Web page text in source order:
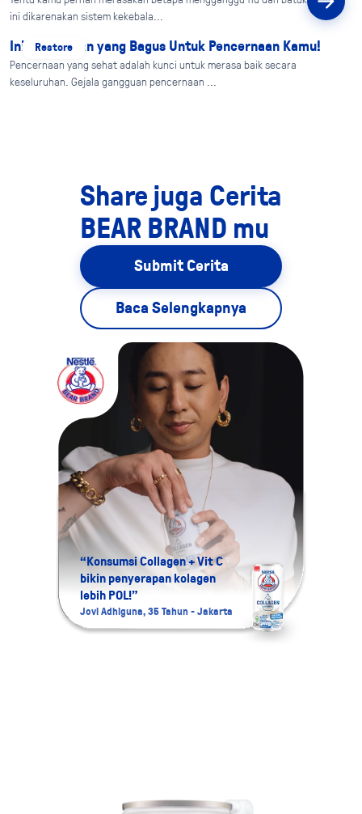
ini dikarenakan sistem kekebala...
Restore
Ini 8 Makanan yang Bagus Untuk Pencernaan Kamu!
Pencernaan yang sehat adalah kunci untuk merasa baik secara
keseluruhan. Gejala gangguan pencernaan ...
Share juga Cerita
BEAR BRAND mu
Submit Cerita
Baca Selengkapnya
“Konsumsi Collagen + Vit C
bikin penyerapan kolagen
lebih POL!”
Jovi Adhiguna, 35 Tahun - Jakarta